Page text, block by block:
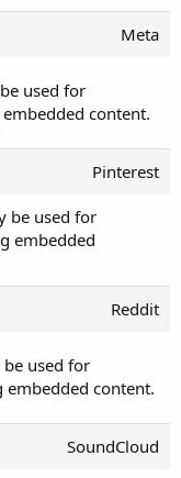
Meta
used for
content.
Pinterest
be used for
embedded
Reddit
used for
embedded content.
SoundCloud